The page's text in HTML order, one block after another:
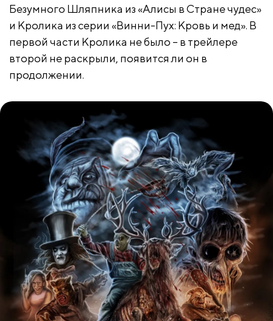
Безумного Шляпника из «Алисы в Стране чудес»
и Кролика из серии «Винни-Пух: Кровь и мед». В
первой части Кролика не было – в трейлере
второй не раскрыли, появится ли он в
продолжении.